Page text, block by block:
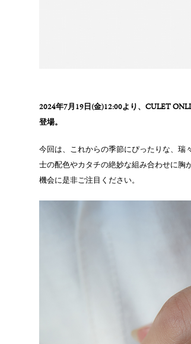
2024年7月19日(金)12:00より、CULET
登場。
今回は、これからの季節にぴったりな、瑞
士の配色やカタチの絶妙な組み合わせに胸
機会に是非ご注目ください。